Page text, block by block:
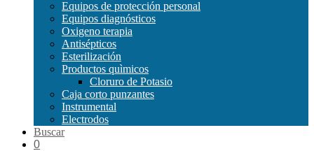
Equipos de protección personal
Equipos diagnósticos
Oxigeno terapia
Antisépticos
Esterilización
Productos quìmicos
Cloruro de Potasio
Caja corto punzantes
Instrumental
Electrodos
Buscar
0